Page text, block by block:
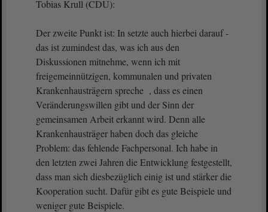
Tobias Krull (CDU):
Der zweite Punkt ist: In setzte auch hierbei darauf -
das ist zumindest das, was ich aus den
Diskussionen mitnehme, wenn ich mit
freigemeinnützigen, kommunalen und privaten
Krankenhausträgern spreche , dass es einen
Veränderungswillen gibt und der Sinn der
gemeinsamen Arbeit erkannt wird. Denn alle
Krankenhausträger haben doch das gleiche
Problem: das fehlende Fachpersonal. Ich habe in
den letzten zwei Jahren die Entwicklung festgestellt,
dass man sich diesbezüglich einig ist und stärker die
Kooperation sucht. Dafür gibt es gute Beispiele und
weniger gute Beispiele.